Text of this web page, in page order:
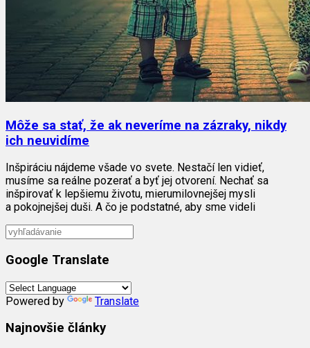
Môže sa stať, že ak neveríme na zázraky, nikdy
ich neuvidíme
Inšpiráciu nájdeme všade vo svete. Nestačí len vidieť,
musíme sa reálne pozerať a byť jej otvorení. Nechať sa
inšpirovať k lepšiemu životu, mierumilovnejšej mysli
a pokojnejšej duši. A čo je podstatné, aby sme videli
Google Translate
Powered by Translate
Najnovšie články